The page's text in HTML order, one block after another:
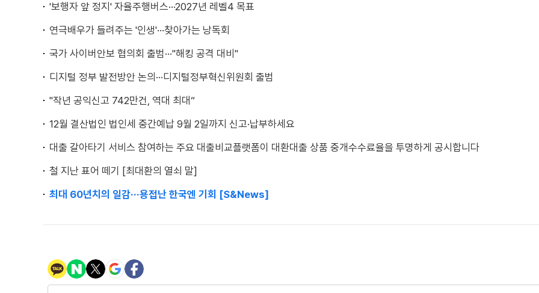
'보행자 앞 정지' 자율주행버스···2027년 레벨4 목표
연극배우가 들려주는 '인생'···찾아가는 낭독회
국가 사이버안보 협의회 출범···"해킹 공격 대비"
디지털 정부 발전방안 논의···디지털정부혁신위원회 출범
"작년 공익신고 742만건, 역대 최대“
12월 결산법인 법인세 중간예납 9월 2일까지 신고·납부하세요
대출 갈아타기 서비스 참여하는 주요 대출비교플랫폼이 대환대출 상품 중개수수료율을 투명하게 공시합니다
철 지난 표어 떼기 [최대환의 열쇠 말]
최대 60년치의 일감···용접난 한국엔 기회 [S&News]